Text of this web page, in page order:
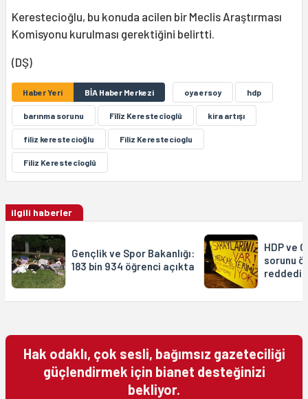
Kerestecioğlu, bu konuda acilen bir Meclis Araştırması
Komisyonu kurulması gerektiğini belirtti.
(DŞ)
Haber Yeri BİA Haber Merkezi oya ersoy hdp
barınma sorunu Fîlîz Kerestecîoglû kira artışı
filiz kerestecioğlu Filiz Kerestecioglu
Filiz Kerestecîoglû
ilgili haberler
Gençlik ve Spor Bakanlığı:
183 bin 934 öğrenci açıkta
HDP ve
sorunu
Hak odaklı, çok sesli, bağımsız gazeteciliği
güçlendirmek için bianet desteğinizi
bekliyor.